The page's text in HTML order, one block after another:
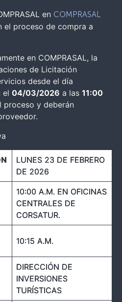
en COMPRASAL
el proceso de compra a
en COMPRASAL, la
de Licitación
desde el día
el 04/03/2026 a las 11:00
proceso y deberán
LUNES 23 DE FEBRERO
DE 2026
10:00 A.M. EN OFICINAS
CENTRALES DE
CORSATUR.
10:15 A.M.
DIRECCIÓN DE
INVERSIONES
TURÍSTICAS